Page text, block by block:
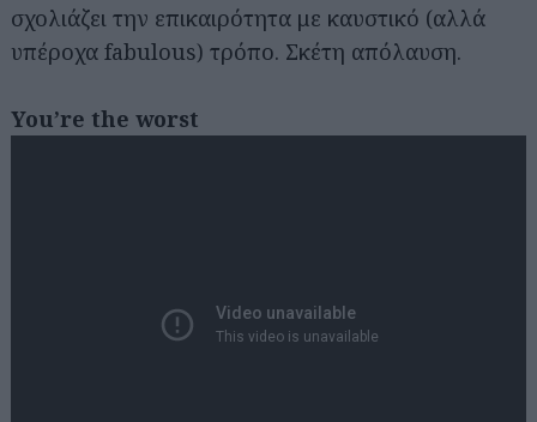
σχολιάζει την επικαιρότητα με καυστικό (αλλά
υπέροχα fabulous) τρόπο. Σκέτη απόλαυση.
You’re the worst